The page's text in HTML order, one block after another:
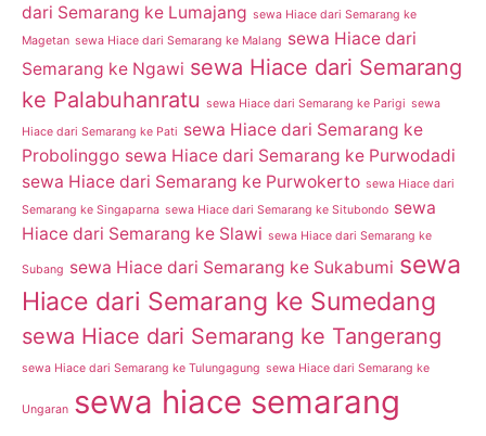
dari Semarang ke Lumajang sewa Hiace dari Semarang ke
Magetan sewa Hiace dari Semarang ke Malang sewa Hiace dari
Semarang ke Ngawi sewa Hiace dari Semarang
ke Palabuhanratu sewa Hiace dari Semarang ke Parigi sewa
Hiace dari Semarang ke Pati sewa Hiace dari Semarang ke
Probolinggo sewa Hiace dari Semarang ke Purwodadi
sewa Hiace dari Semarang ke Purwokerto sewa Hiace dari
Semarang ke Singaparna sewa Hiace dari Semarang ke Situbondo sewa
Hiace dari Semarang ke Slawi sewa Hiace dari Semarang ke
Subang sewa Hiace dari Semarang ke Sukabumi sewa
Hiace dari Semarang ke Sumedang
sewa Hiace dari Semarang ke Tangerang
sewa Hiace dari Semarang ke Tulungagung sewa Hiace dari Semarang ke
Ungaran sewa hiace semarang